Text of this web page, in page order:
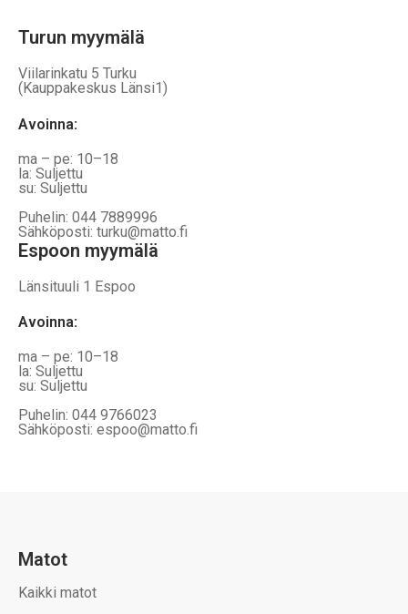
Turun myymälä
Viilarinkatu 5 Turku
(Kauppakeskus Länsi1)
Avoinna:
ma – pe: 10–18
la: Suljettu
su: Suljettu
Puhelin: 044 7889996
Sähköposti: turku@matto.fi
Espoon myymälä
Länsituuli 1 Espoo
Avoinna:
ma – pe: 10–18
la: Suljettu
su: Suljettu
Puhelin: 044 9766023
Sähköposti: espoo@matto.fi
Matot
Kaikki matot